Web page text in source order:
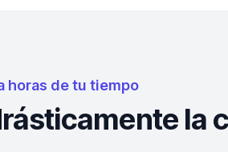
horas de tu tiempo
la